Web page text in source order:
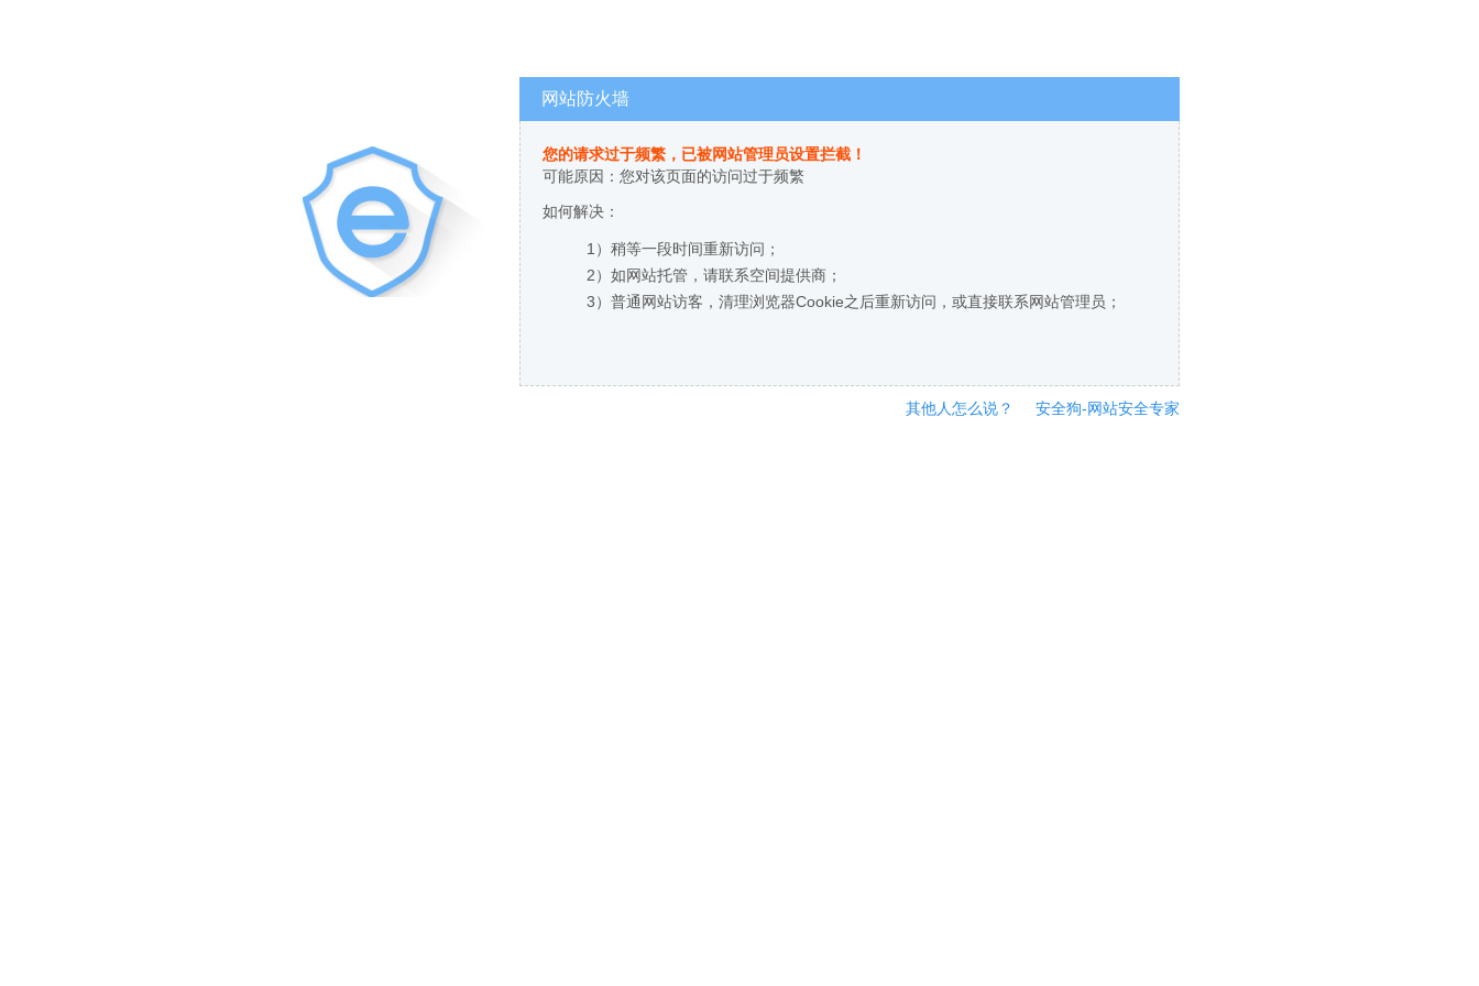
网站防火墙
您的请求过于频繁，已被网站管理员设置拦截！
可能原因：您对该页面的访问过于频繁
如何解决：
1）稍等一段时间重新访问；
2）如网站托管，请联系空间提供商；
3）普通网站访客，清理浏览器Cookie之后重新访问，或直接联系网站管理员；
其他人怎么说？ 安全狗-网站安全专家